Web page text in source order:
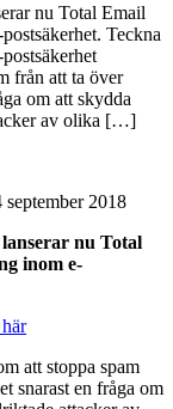
nu Total Email
Teckna
från att ta över
om att skydda
av olika […]
2018
nu Total
inom e-
att stoppa spam
snarast en fråga om